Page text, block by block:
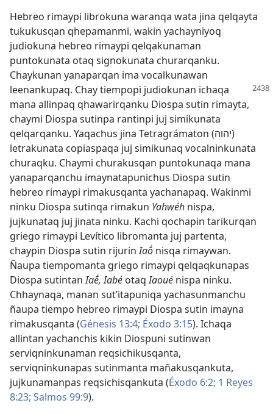
Hebreo rimaypi librokuna waranqa wata jina qelqayta
tukukusqan qhepamanmi, wakin yachayniyoq
judiokuna hebreo rimaypi qelqakunaman
puntokunata otaq signokunata churarqanku.
Chaykunan yanaparqan ima vocalkunawan
leenankupaq. Chay tiempopi judiokunan ichaqa
mana allinpaq qhawarirqanku Diospa sutin rimayta,
chaymi Diospa sutinpa rantinpi juj simikunata
qelqarqanku. Yaqachus jina Tetragrámaton (יהוה)
letrakunata copiaspaqa juj simikunaq vocalninkunata
churaqku. Chaymi churakusqan puntokunaqa mana
yanaparqanchu imaynatapunichus Diospa sutin
hebreo rimaypi rimakusqanta yachanapaq. Wakinmi
ninku Diospa sutinqa rimakun Yahwéh nispa,
jujkunataq juj jinata ninku. Kachi qochapin tarikurqan
griego rimaypi Levítico libromanta juj partenta,
chaypin Diospa sutin rijurinIaṓ nisqa rimaywan.
Ñaupa tiempomanta griego rimaypi qelqaqkunapas
Diospa sutintanIaḗ, Iabé otaqIaoué nispa ninku.
Chhaynaqa, manan sut’itapuniqa yachasunmanchu
ñaupa tiempo hebreo rimaypi Diospa sutin imayna
rimakusqanta (Génesis 13:4; Éxodo 3:15). Ichaqa
allintan yachanchis kikin Diospuni sutinwan
serviqninkunaman reqsichikusqanta,
serviqninkunapas sutinmanta mañakusqankuta,
jujkunamanpas reqsichisqankuta (Éxodo 6:2; 1 Reyes
8:23; Salmos 99:9).